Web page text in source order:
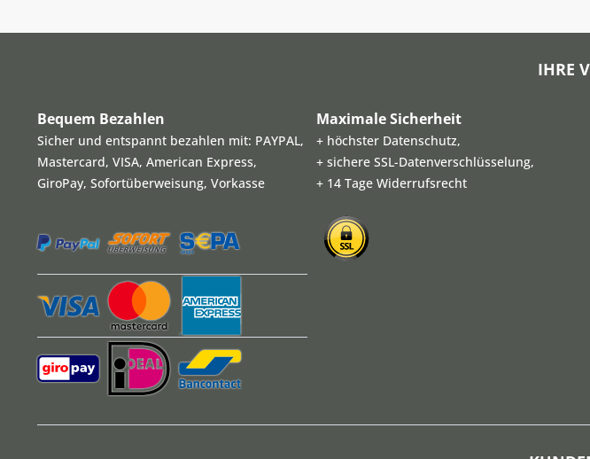
IHRE
Bequem Bezahlen
Sicher und entspannt bezahlen mit: PAYPAL,
Mastercard, VISA, American Express,
GiroPay, Sofortüberweisung, Vorkasse
Maximale Sicherheit
+ höchster Datenschutz,
+ sichere SSL-Datenverschlüsselung,
+ 14 Tage Widerrufsrecht